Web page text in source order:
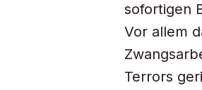
sofortigen
Vor allem
Terrors